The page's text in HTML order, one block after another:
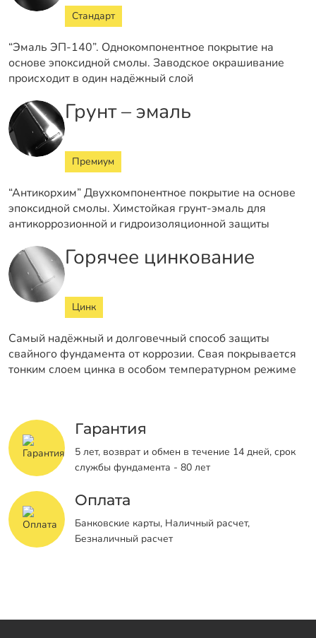
Стандарт
“Эмаль ЭП-140”. Однокомпонентное покрытие на
основе эпоксидной смолы. Заводское окрашивание
происходит в один надёжный слой
Грунт – эмаль
Премиум
“Антикорхим” Двухкомпонентное покрытие на основе
эпоксидной смолы. Химстойкая грунт-эмаль для
антикоррозионной и гидроизоляционной защиты
Горячее цинкование
Цинк
Самый надёжный и долговечный способ защиты
свайного фундамента от коррозии. Свая покрывается
тонким слоем цинка в особом температурном режиме
Гарантия
5 лет, возврат и обмен в течение 14 дней, срок
службы фундамента - 80 лет
Оплата
Банковские карты, Наличный расчет,
Безналичный расчет